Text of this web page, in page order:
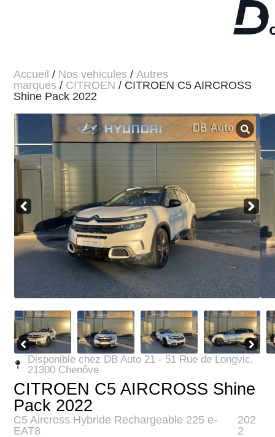
Accueil / Nos vehicules /Autres
marques / CITROEN / CITROEN C5 AIRCROSS
Shine Pack 2022
Disponible chez DB Auto 21 - 51 Rue de Longvic,
21300 Chenôve
CITROEN C5 AIRCROSS Shine
Pack 2022
C5 Aircross Hybride Rechargeable 225 e-
EAT8
202
2